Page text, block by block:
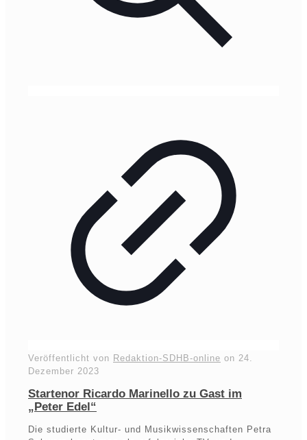
Veröffentlicht von Redaktion-SDHB-online on 24.
Dezember 2023
Startenor Ricardo Marinello zu Gast im
„Peter Edel“
Die studierte Kultur- und Musikwissenschaften Petra